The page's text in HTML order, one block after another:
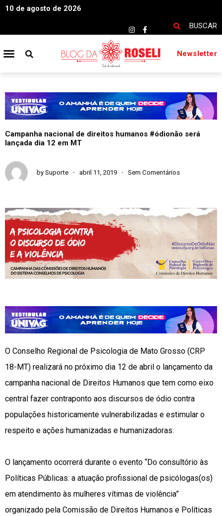
10 de agosto de 2026
BUSCAR
Newsletter
Campanha nacional de direitos humanos #ódionão será
lançada dia 12 em MT
by Suporte abril 11, 2019 Sem Comentários
O Conselho Regional de Psicologia de Mato Grosso (CRP
18-MT) realizará no próximo dia 12 de abril o lançamento da
campanha nacional de Direitos Humanos que tem como eixo
central fazer contraponto aos discursos de ódio contra
populações historicamente vulnerabilizadas e estimular o
respeito e ações humanizadas e humanizadoras.
O lançamento ocorrerá durante o evento “Do consultório às
Políticas Públicas: a atuação profissional de psicólogas(os)
em atendimento às mulheres vítimas de violência”
organizado pela Comissão de Direitos Humanos e Políticas